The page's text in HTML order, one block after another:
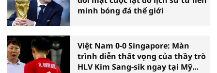
minh bóng đá thế giới
Việt Nam 0-0 Singapore: Màn
trình diễn thất vọng của thầy trò
HLV Kim Sang-sik ngay tại Mỹ